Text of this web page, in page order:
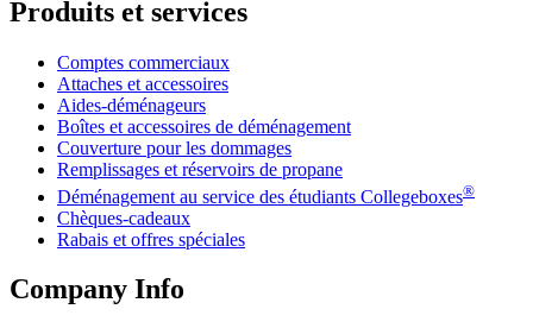
Produits et services
Comptes commerciaux
Attaches et accessoires
Aides-déménageurs
Boîtes et accessoires de déménagement
Couverture pour les dommages
Remplissages et réservoirs de propane
Déménagement au service des étudiants Collegeboxes®
Chèques-cadeaux
Rabais et offres spéciales
Company Info